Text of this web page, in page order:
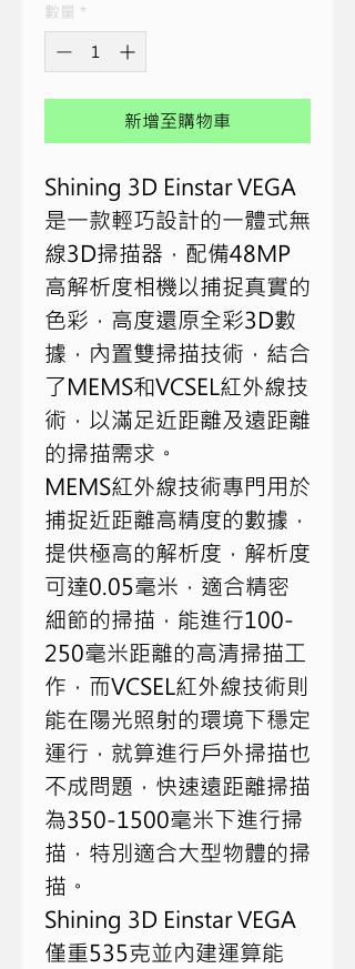
數量 *
新增至購物車
Shining 3D Einstar VEGA
是一款輕巧設計的一體式無
線3D掃描器，配備48MP
高解析度相機以捕捉真實的
色彩，高度還原全彩3D數
據，內置雙掃描技術，結合
了MEMS和VCSEL紅外線技
術，以滿足近距離及遠距離
的掃描需求。
MEMS紅外線技術專門用於
捕捉近距離高精度的數據，
提供極高的解析度，解析度
可達0.05毫米，適合精密
細節的掃描，能進行100-
250毫米距離的高清掃描工
作，而VCSEL紅外線技術則
能在陽光照射的環境下穩定
運行，就算進行戶外掃描也
不成問題，快速遠距離掃描
為350-1500毫米下進行掃
描，特別適合大型物體的掃
描。
Shining 3D Einstar VEGA
僅重535克並內建運算能